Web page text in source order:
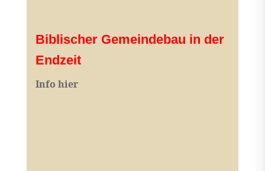
Biblischer Gemeindebau in der
Endzeit
Info hier